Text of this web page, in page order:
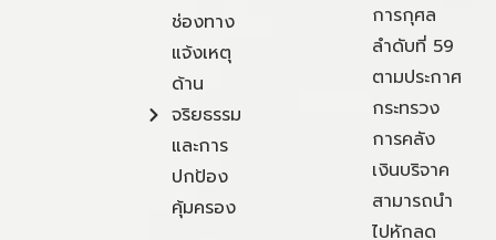
ช่องทาง
แจ้งเหตุ
ด้าน
จริยธรรม
และการ
ปกป้อง
คุ้มครอง
การกุศล
ลำดับที่ 59
ตามประกาศ
กระทรวง
การคลัง
เงินบริจาค
สามารถนำ
ไปหักลด